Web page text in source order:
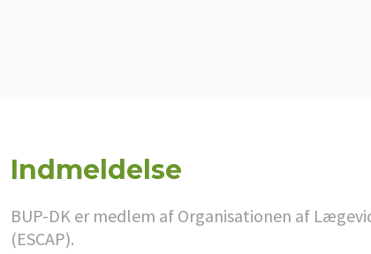
Indmeldelse
BUP-DK er medlem af Organisationen af
(ESCAP).